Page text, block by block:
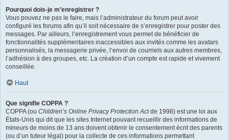
Pourquoi dois-je m’enregistrer ?
Vous pouvez ne pas le faire, mais l’administrateur du forum peut avoir
configuré les forums afin qu’il soit nécessaire de s’enregistrer pour poster des
messages. Par ailleurs, l’enregistrement vous permet de bénéficier de
fonctionnalités supplémentaires inaccessibles aux invités comme les avatars
personnalisés, la messagerie privée, l’envoi de courriels aux autres membres,
l’adhésion à des groupes, etc. La création d’un compte est rapide et vivement
conseillée.
Haut
Que signifie COPPA ?
COPPA (ou Children’s Online Privacy Protection Actde 1998) est une loi aux
États-Unis qui dit que les sites Internet pouvant recueillir des informations de
mineurs de moins de 13 ans doivent obtenir le consentement écrit des parents
(ou d’un tuteur légal) pour la collecte de ces informations permettant